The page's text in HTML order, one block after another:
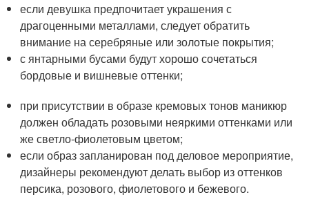
если девушка предпочитает украшения с
драгоценными металлами, следует обратить
внимание на серебряные или золотые покрытия;
с янтарными бусами будут хорошо сочетаться
бордовые и вишневые оттенки;
при присутствии в образе кремовых тонов маникюр
должен обладать розовыми неяркими оттенками или
же светло-фиолетовым цветом;
если образ запланирован под деловое мероприятие,
дизайнеры рекомендуют делать выбор из оттенков
персика, розового, фиолетового и бежевого.